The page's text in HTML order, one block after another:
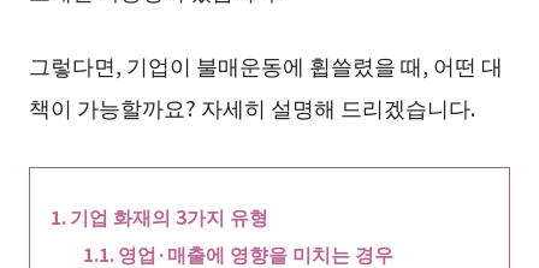
그렇다면, 기업이 불매운동에 휩쓸렸을 때, 어떤 대
책이 가능할까요? 자세히 설명해 드리겠습니다.
기업 화재의 3가지 유형
영업·매출에 영향을 미치는 경우